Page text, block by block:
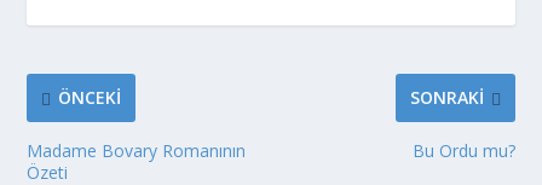
ÖNCEKI
Madame Bovary Romanının
Özeti
SONRAKI
Bu Ordu mu?